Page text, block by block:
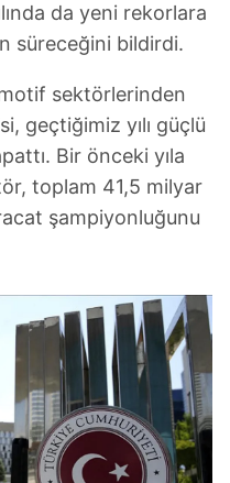
da yeni rekorlara
süreceğini bildirdi.
sektörlerinden
geçtiğimiz yılı güçlü
Bir önceki yıla
toplam 41,5 milyar
şampiyonluğunu